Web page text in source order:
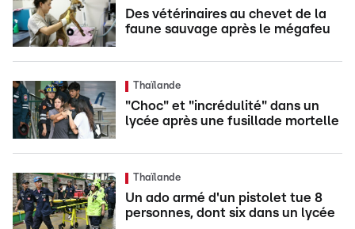
Des vétérinaires au chevet de la
faune sauvage après le mégafeu
Thaïlande
"Choc" et "incrédulité" dans un
lycée après une fusillade mortelle
Thaïlande
Un ado armé d'un pistolet tue 8
personnes, dont six dans un lycée